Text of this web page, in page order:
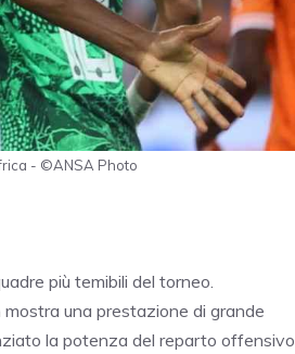
- ©ANSA Photo
più temibili del torneo.
mostra una prestazione di grande
la potenza del reparto offensivo